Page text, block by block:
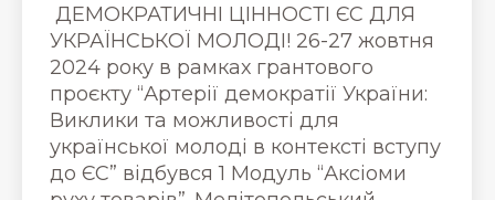
ДЕМОКРАТИЧНІ ЦІННОСТІ ЄС ДЛЯ
УКРАЇНСЬКОЇ МОЛОДІ! 26-27 жовтня
2024 року в рамках грантового
проєкту “Артерії демократії України:
Виклики та можливості для
української молоді в контексті вступу
до ЄС” відбувся 1 Модуль “Аксіоми